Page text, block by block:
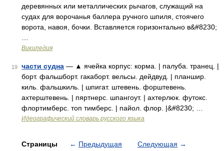
деревянных или металлических рычагов, служащий на
судах для ворочанья баллера ручного шпиля, стоячего
ворота, навоя, бочки. Вставляется горизонтально в&#8230;
Википедия
19 части судна — ▲ ячейка корпус: корма. | палуба. транец. |
борт. фальшборт. гакаборт. вельсы. дейдвуд. | планшир.
киль. фальшкиль. | шпигат. штевень. форштевень.
ахтерштевень. | пяртнерс. шпангоут. | ахтерлюк. футокс.
флортимберс. топ тимберс. | пайол. флор. |&#8230; …
Идеографический словарь русского языка
Страницы ← Предыдущая Следующая →